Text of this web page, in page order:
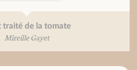
traité de la tomate
Mireille Gayet